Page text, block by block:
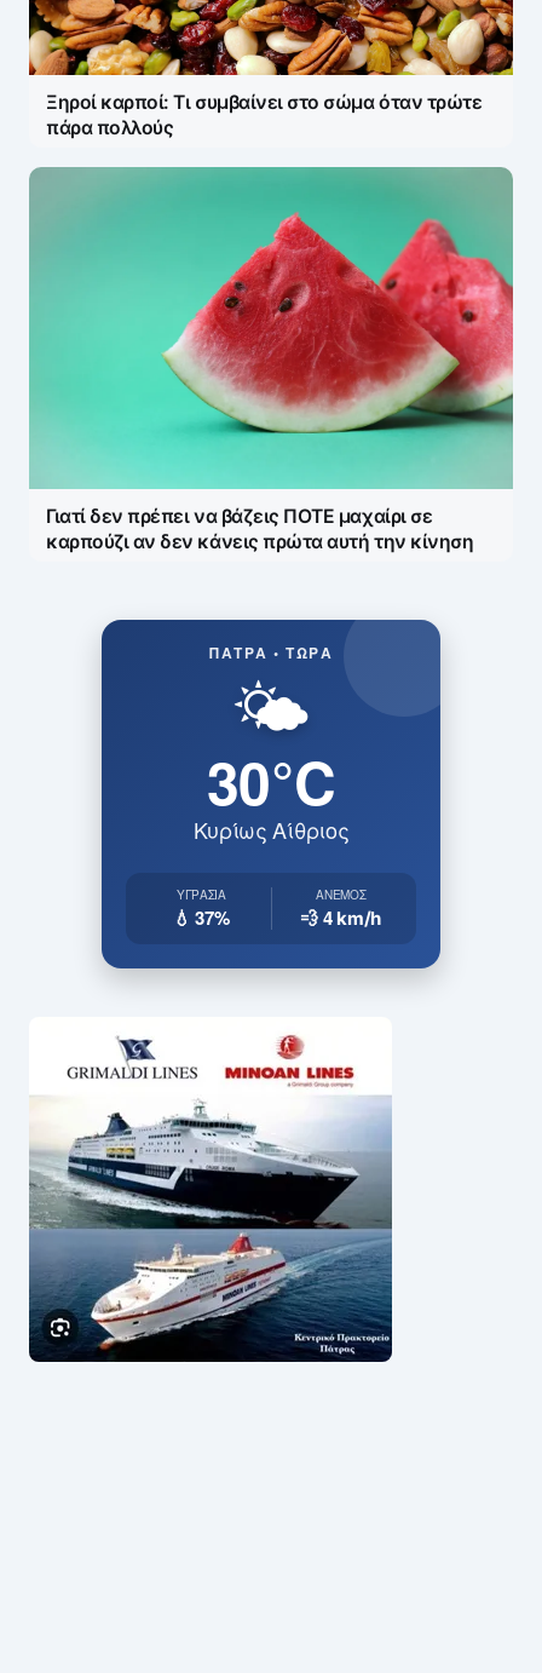
Ξηροί καρποί: Τι συμβαίνει στο σώμα όταν τρώτε
πάρα πολλούς
Γιατί δεν πρέπει να βάζεις ΠΟΤΕ μαχαίρι σε
καρπούζι αν δεν κάνεις πρώτα αυτή την κίνηση
ΠΆΤΡΑ • ΤΏΡΑ
🌤️
30°C
Κυρίως Αίθριος
ΥΓΡΑΣΊΑ
💧 37%
ΆΝΕΜΟΣ
💨 4km/h